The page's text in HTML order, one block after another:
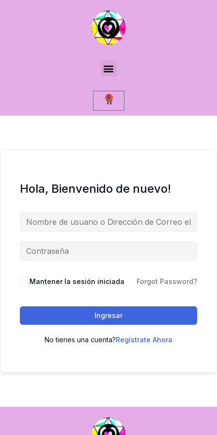
0
Hola, Bienvenido de nuevo!
Mantener la sesión iniciada Forgot Password?
Ingresar
No tienes una cuenta?Regístrate Ahora